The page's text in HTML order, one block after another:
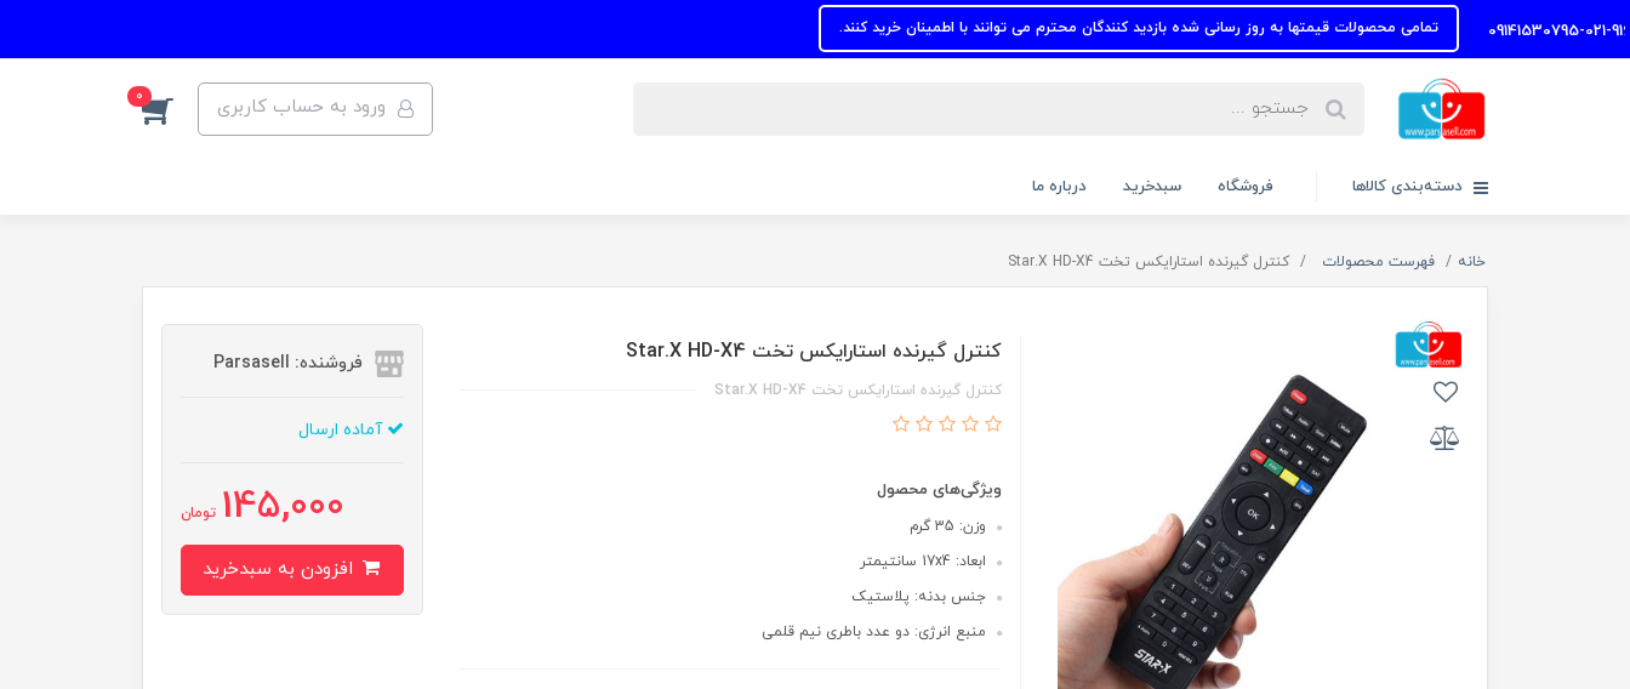
تمامی محصولات قیمتها به روز رسانی شده بازدید کنندگان محترم می توانند با اطمینان خرید کنند.
ورود به حساب کاربری 0
دسته‌بندی کالاها فروشگاه سبدخرید درباره ما
خانه فهرست محصولات کنترل گیرنده استارایکس تخت Star.X HD-X4
کنترل گیرنده استارایکس تخت Star.X HD-X4
کنترل گیرنده استارایکس تخت Star.X HD-X4
ویژگی‌های محصول
وزن: 35 گرم
ابعاد: 17x4 سانتیمتر
جنس بدنه: پلاستیک
منبع انرژی: دو عدد باطری نیم قلمی
فروشنده: Parsasell
آماده ارسال
145,000 تومان